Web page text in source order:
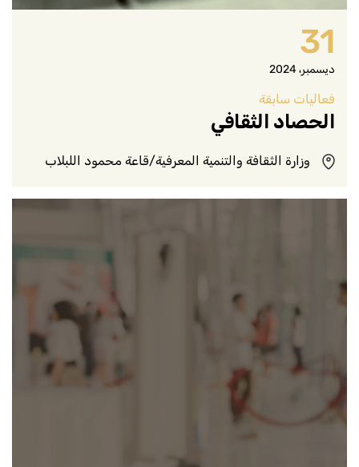
31
ديسمبر، 2024
فعاليات سابقة
الحصاد الثقافي
وزارة الثقافة والتنمية المعرفية/قاعة محمود اللبلاب